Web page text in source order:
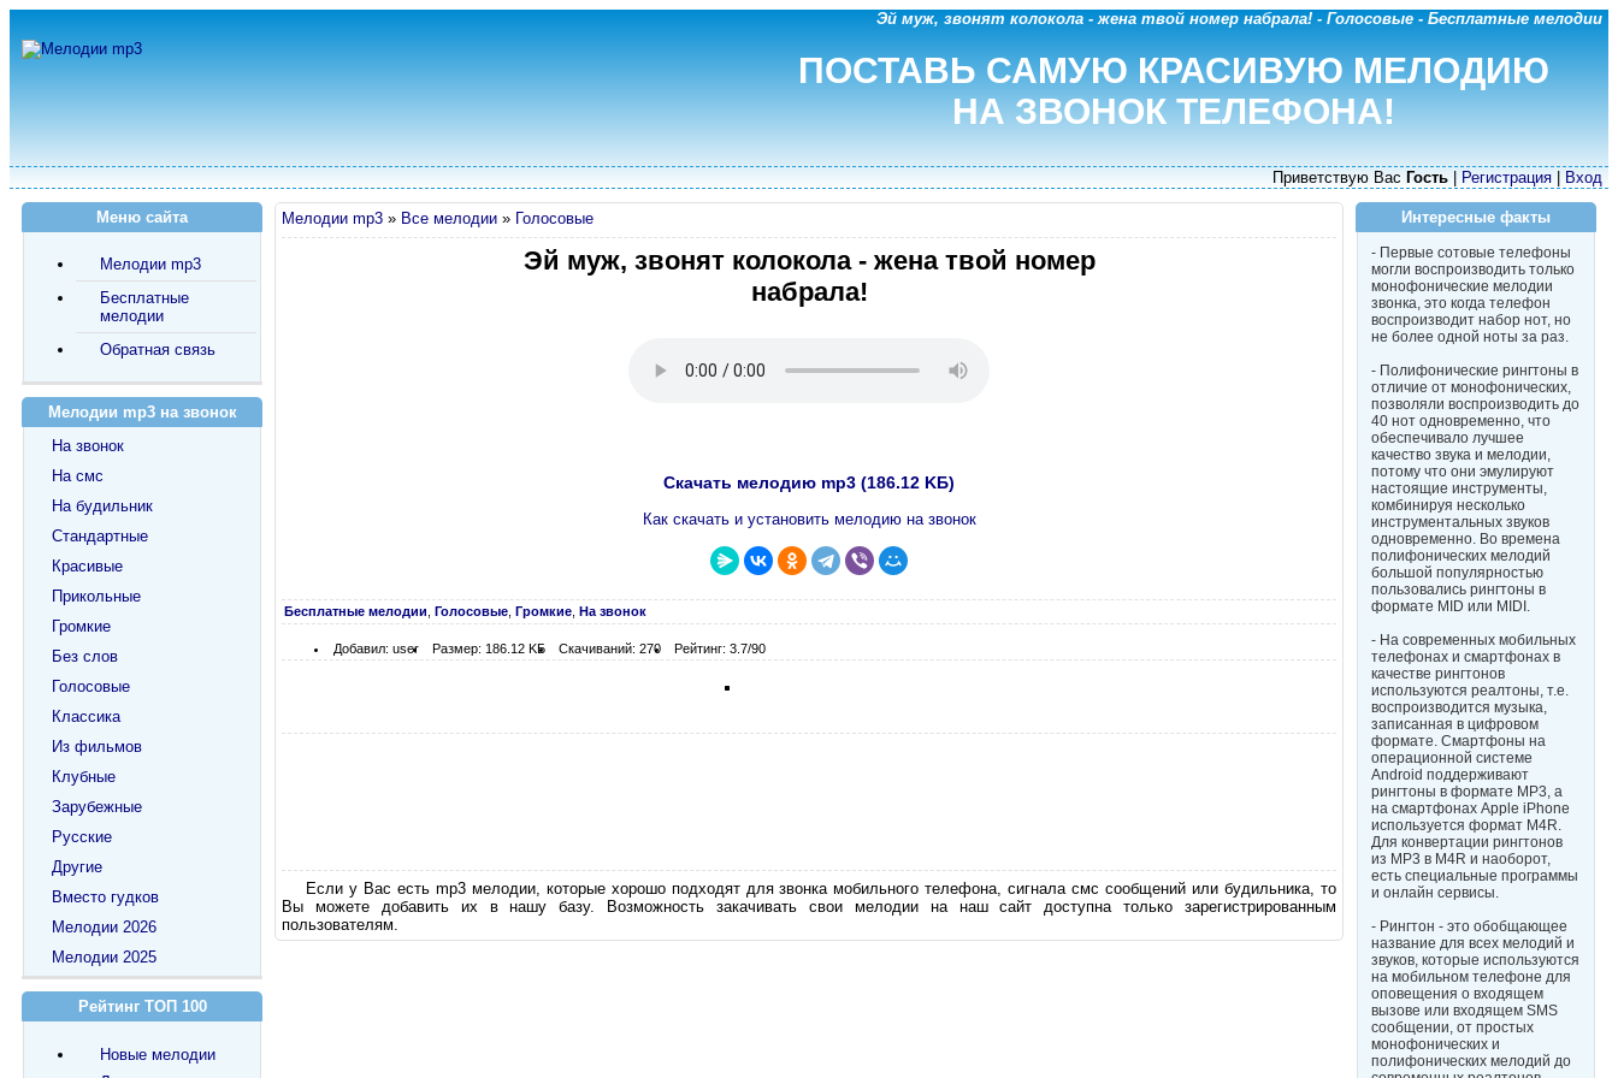
Эй муж, звонят колокола - жена твой номер набрала! - Голосовые - Бесплатные мелодии
ПОСТАВЬ САМУЮ КРАСИВУЮ МЕЛОДИЮ
НА ЗВОНОК ТЕЛЕФОНА!
Приветствую Вас Гость Регистрация Вход
Мелодии mp3 » Все мелодии » Голосовые
Эй муж, звонят колокола - жена твой номер
набрала!
Скачать мелодию mp3 (186.12 KБ)
Как скачать и установить мелодию на звонок
Бесплатные мелодии Голосовые Громкие На звонок
Добавил: user Размер: 186.12 KБ Скачиваний: 270 Рейтинг: 3.7/90
Если у Вас есть mp3 мелодии, которые хорошо подходят для звонка мобильного телефона, сигнала смс сообщений или будильника, то
Вы можете добавить их в нашу базу. Возможность закачивать свои мелодии на наш сайт доступна только зарегистрированным
пользователям.
Меню сайта
Мелодии mp3
Бесплатные
мелодии
Обратная связь
Мелодии mp3 на звонок
На звонок
На смс
На будильник
Стандартные
Красивые
Прикольные
Громкие
Без слов
Голосовые
Классика
Из фильмов
Клубные
Зарубежные
Русские
Другие
Вместо гудков
Мелодии 2026
Мелодии 2025
Рейтинг ТОП 100
Новые мелодии
Интересные факты
- Первые сотовые телефоны
могли воспроизводить только
монофонические мелодии
звонка, это когда телефон
воспроизводит набор нот, но
не более одной ноты за раз.
- Полифонические рингтоны в
отличие от монофонических,
позволяли воспроизводить до
40 нот одновременно, что
обеспечивало лучшее
качество звука и мелодии,
потому что они эмулируют
настоящие инструменты,
комбинируя несколько
инструментальных звуков
одновременно. Во времена
полифонических мелодий
большой популярностью
пользовались рингтоны в
формате MID или MIDI.
- На современных мобильных
телефонах и смартфонах в
качестве рингтонов
используются реалтоны, т.е.
воспроизводится музыка,
записанная в цифровом
формате. Смартфоны на
операционной системе
Android поддерживают
рингтоны в формате MP3, а
на смартфонах Apple iPhone
используется формат M4R.
Для конвертации рингтонов
из MP3 в M4R и наоборот,
есть специальные программы
и онлайн сервисы.
- Рингтон - это обобщающее
название для всех мелодий и
звуков, которые используются
на мобильном телефоне для
оповещения о входящем
вызове или входящем SMS
сообщении, от простых
монофонических и
полифонических мелодий до